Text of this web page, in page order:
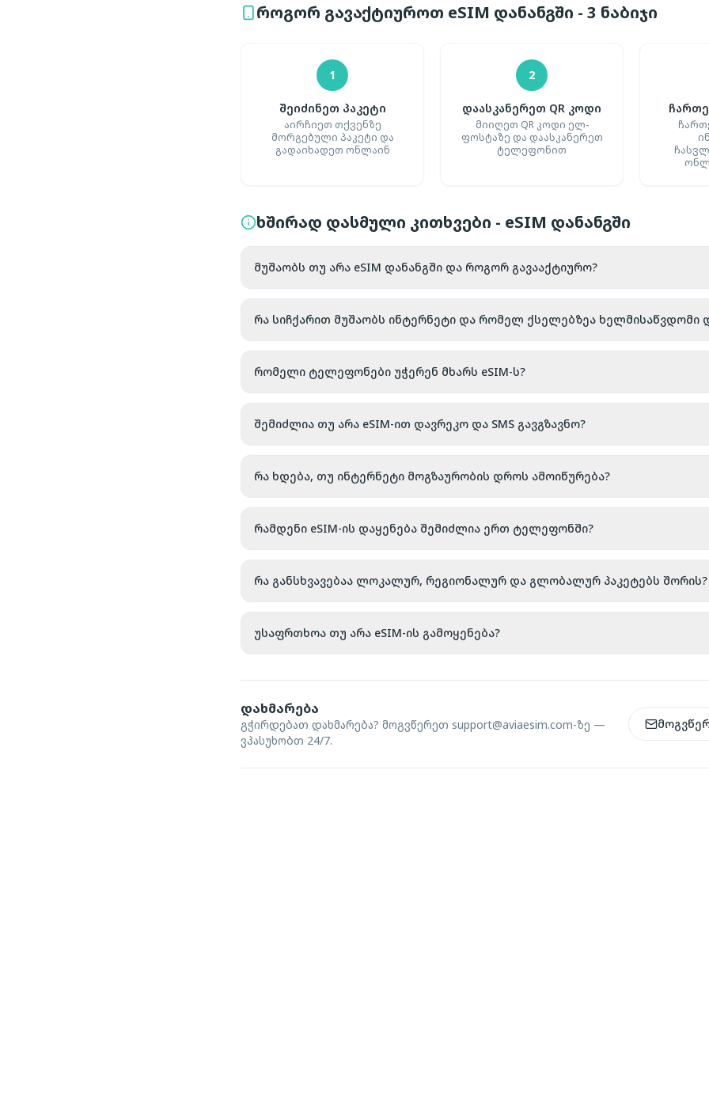
როგორ გავაქტიუროთ eSIM დანანგში - 3 ნაბიჯი
1
შეიძინეთ პაკეტი
აირჩიეთ თქვენზე
მორგებული პაკეტი და
გადაიხადეთ ონლაინ
2
დაასკანერეთ QR კოდი
მიიღეთ QR კოდი ელ-
ფოსტაზე და დაასკანერეთ
ტელეფონით
ხშირად დასმული კითხვები - eSIM დანანგში
მუშაობს თუ არა eSIM დანანგში და როგორ გავააქტიურო?
რა სიჩქარით მუშაობს ინტერნეტი და რომელ ქსელებზეა ხელმისაწვდომი
რომელი ტელეფონები უჭერენ მხარს eSIM-ს?
შემიძლია თუ არა eSIM-ით დავრეკო და SMS გავგზავნო?
რა ხდება, თუ ინტერნეტი მოგზაურობის დროს ამოიწურება?
რამდენი eSIM-ის დაყენება შემიძლია ერთ ტელეფონში?
რა განსხვავებაა ლოკალურ, რეგიონალურ და გლობალურ პაკეტებს შორის?
უსაფრთხოა თუ არა eSIM-ის გამოყენება?
დახმარება
გჭირდებათ დახმარება? მოგვწერეთ support@aviaesim.com-ზე —
ვპასუხობთ 24/7.